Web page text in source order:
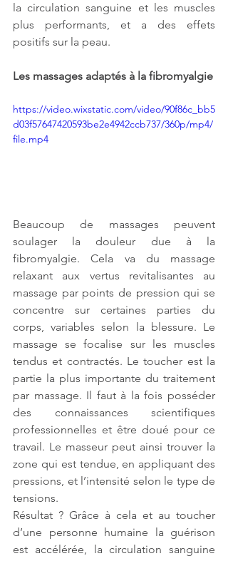
la circulation sanguine et les muscles
plus performants, et a des effets
positifs sur la peau.
https://video.wixstatic.com/video/90f86c_bb5
d03f57647420593be2e4942ccb737/360p/mp4/
file.mp4
Beaucoup de massages peuvent
soulager la douleur due à la
fibromyalgie. Cela va du massage
relaxant aux vertus revitalisantes au
massage par points de pression qui se
concentre sur certaines parties du
corps, variables selon la blessure. Le
massage se focalise sur les muscles
tendus et contractés. Le toucher est la
partie la plus importante du traitement
par massage. Il faut à la fois posséder
des connaissances scientifiques
professionnelles et être doué pour ce
travail. Le masseur peut ainsi trouver la
zone qui est tendue, en appliquant des
pressions, et l’intensité selon le type de
tensions.
Résultat ? Grâce à cela et au toucher
d’une personne humaine la guérison
est accélérée, la circulation sanguine